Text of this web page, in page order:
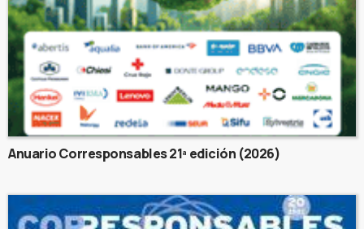
Anuario Corresponsables 21ª edición (2026)